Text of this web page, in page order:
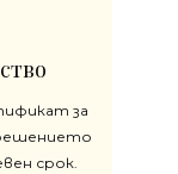
за
срок.